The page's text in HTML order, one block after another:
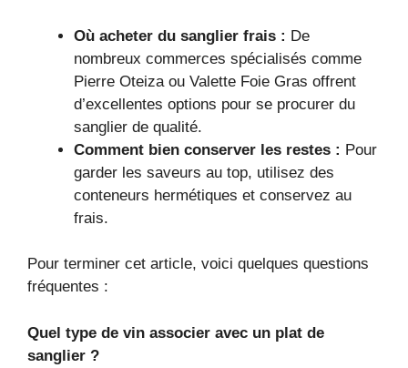
Où acheter du sanglier frais : De
nombreux commerces spécialisés comme
Pierre Oteiza ou Valette Foie Gras offrent
d’excellentes options pour se procurer du
sanglier de qualité.
Comment bien conserver les restes : Pour
garder les saveurs au top, utilisez des
conteneurs hermétiques et conservez au
frais.
Pour terminer cet article, voici quelques questions
fréquentes :
Quel type de vin associer avec un plat de
sanglier ?